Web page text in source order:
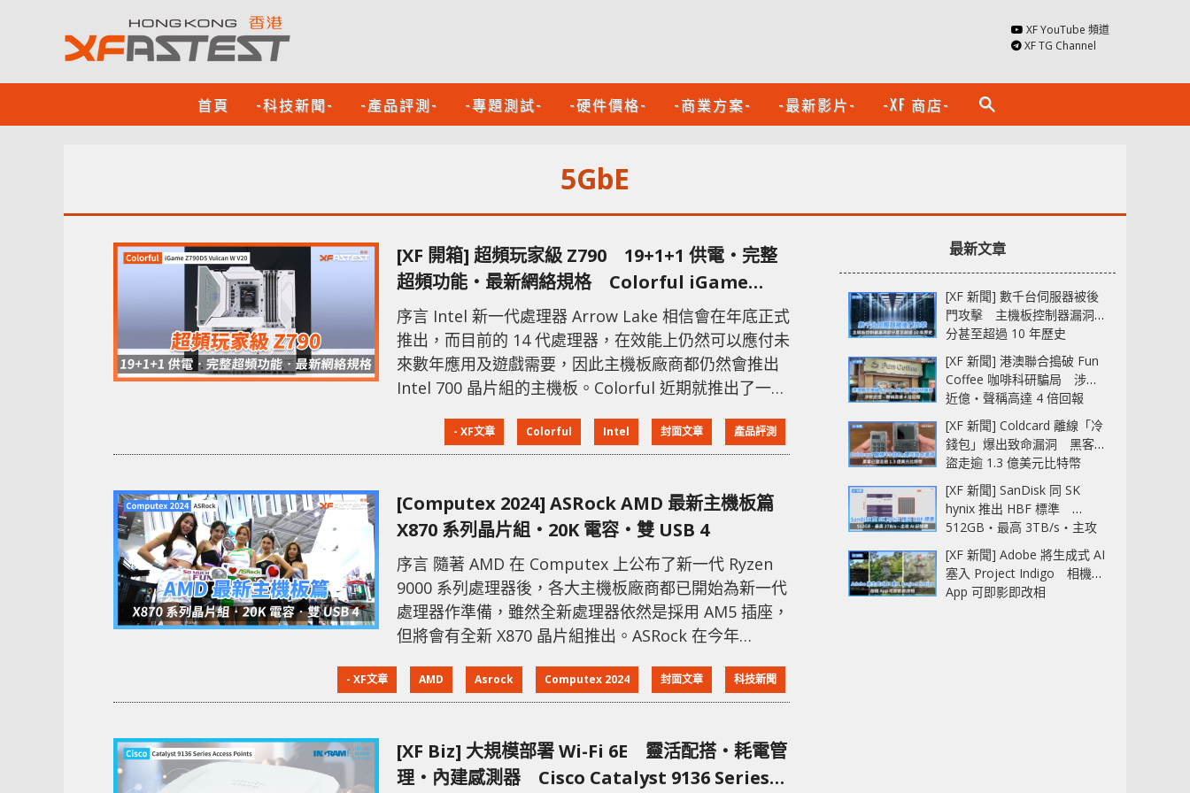
XF YouTube 頻道
XF TG Channel
首頁 -科技新聞- -產品評測- -專題測試- -硬件價格- -商業方案- -最新影片- -XF 商店- search
5GbE
[XF 開箱] 超頻玩家級 Z790 19+1+1 供電‧完整
超頻功能‧最新網絡規格 Colorful iGame
Z790D5 Vulcan W V20
序言 Intel 新一代處理器 Arrow Lake 相信會在年底正式
推出，而目前的 14 代處理器，在效能上仍然可以應付未
來數年應用及遊戲需要，因此主機板廠商都仍然會推出
Intel 700 晶片組的主機板。Colorful 近期就推出了一款
針對高階玩家，為玩家及創作者提供最高的效能。 極
致超頻的高階功能 Colorful iGame Z790D5 Vulcan W
- XF文章 Colorful Intel 封面文章 產品評測
[Computex 2024] ASRock AMD 最新主機板篇
X870 系列晶片組‧20K 電容‧雙 USB 4
序言 隨著 AMD 在 Computex 上公布了新一代 Ryzen
9000 系列處理器後，各大主機板廠商都已開始為新一代
處理器作準備，雖然全新處理器依然是採用 AM5 插座，
但將會有全新 X870 晶片組推出。ASRock 在今年
片組的主機板，除了換上新晶片組之外，功能和設計上
都有不少改進。 AMD X870 / 870E 晶片組 AMD 全新
- XF文章 AMD Asrock Computex 2024 封面文章 科技新聞
[XF Biz] 大規模部署 Wi-Fi 6E 靈活配搭‧耗電管
理‧內建感測器 Cisco Catalyst 9136 Series
最新文章
[XF 新聞] 數千台伺服器被後
門攻擊 主機板控制器漏洞部
分甚至超過 10 年歷史
[XF 新聞] 港澳聯合搗破 Fun
Coffee 咖啡科研騙局 涉款
近億‧聲稱高達 4 倍回報
[XF 新聞] Coldcard 離線「冷
錢包」爆出致命漏洞 黑客已
盜走逾 1.3 億美元比特幣
[XF 新聞] SanDisk 同 SK
hynix 推出 HBF 標準
512GB‧最高 3TB/s‧主攻
AI 記憶體
[XF 新聞] Adobe 將生成式 AI
塞入 Project Indigo 相機
App 可即影即改相